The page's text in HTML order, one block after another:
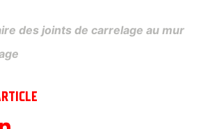
des joints de carrelage au mur